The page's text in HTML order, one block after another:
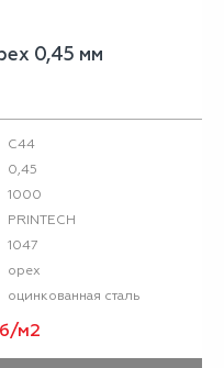
0,45 мм
С44
0,45
1000
PRINTECH
1047
орех
оцинкованная сталь
м2